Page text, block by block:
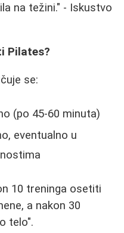
na težini." - Iskustvo
Pilates?
se:
(po 45-60 minuta)
eventualno u
10 treninga osetiti
a nakon 30
telo".